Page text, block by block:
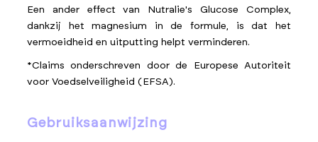
Een ander effect van Nutralie's Glucose Complex,
dankzij het magnesium in de formule, is dat het
vermoeidheid en uitputting helpt verminderen.
*Claims onderschreven door de Europese Autoriteit
voor Voedselveiligheid (EFSA).
gebruiksaanwijzing